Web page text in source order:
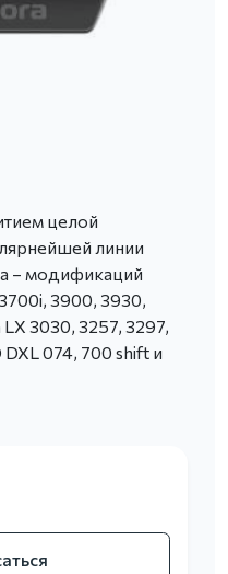
целой
линии
– модификаций
3900, 3930,
3030, 3257, 3297,
074, 700 shift и